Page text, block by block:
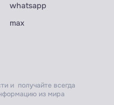
whatsapp
max
и получайте всегда
из мира